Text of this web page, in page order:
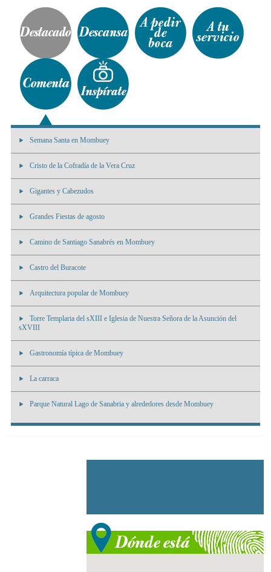
Semana Santa en Mombuey
Cristo de la Cofradía de la Vera Cruz
Gigantes y Cabezudos
Grandes Fiestas de agosto
Camino de Santiago Sanabrés en Mombuey
Castro del Buracote
Arquitectura popular de Mombuey
Torre Templaria del sXIII e Iglesia de Nuestra Señora de la Asunción del
sXVIII
Gastronomía típica de Mombuey
La carraca
Parque Natural Lago de Sanabria y alrededores desde Mombuey